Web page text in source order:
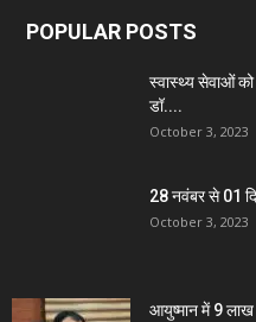
POPULAR POSTS
स्वास्थ्य सेवाओं को
डॉ....
October 3, 2023
28 नवंबर से 01
October 3, 2023
आयुष्मान में 9 लाख